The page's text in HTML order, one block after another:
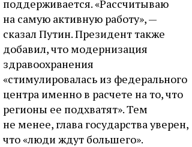
поддерживается. «Рассчитываю
на самую активную работу», —
сказал Путин. Президент также
добавил, что модернизация
здравоохранения
«стимулировалась из федерального
центра именно в расчете на то, что
регионы ее подхватят». Тем
не менее, глава государства уверен,
что «люди ждут большего».